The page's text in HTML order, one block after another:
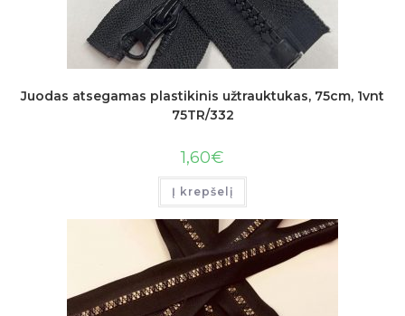
Juodas atsegamas plastikinis užtrauktukas, 75cm, 1vnt
75TR/332
1,60€
Į krepšelį